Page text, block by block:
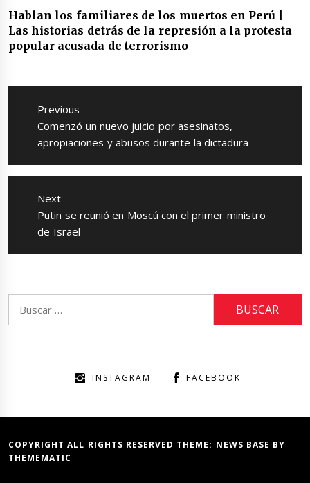
Hablan los familiares de los muertos en Perú |
Las historias detrás de la represión a la protesta
popular acusada de terrorismo
Navegación
entradas
Previous
Previous
post:
Comenzó un nuevo juicio por asesinatos,
apropiaciones y abusos durante la dictadura
Next
Next
post:
Putin se reunió en Moscú con el primer ministro
de Israel
INSTAGRAM FACEBOOK
COPYRIGHT ALL RIGHTS RESERVED THEME: NEWS BASE BY
THEMEMATIC